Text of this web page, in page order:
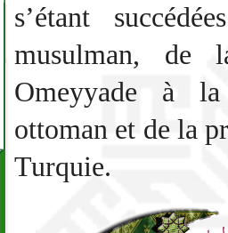
s’étant
musulman, de
Omeyyade à
ottoman et de la
Turquie.